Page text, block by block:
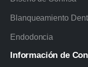
Blanqueamiento
Endodoncia
Información de